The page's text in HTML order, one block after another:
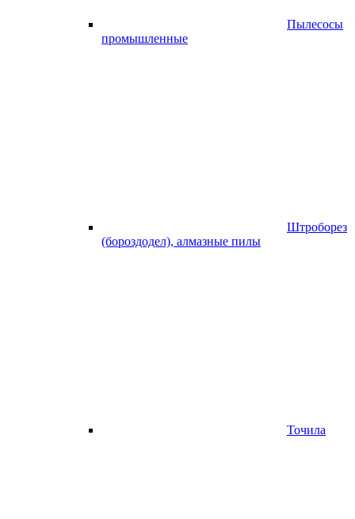
Пылесосы
промышленные
Штроборез
(бороздодел), алмазные пилы
Точила